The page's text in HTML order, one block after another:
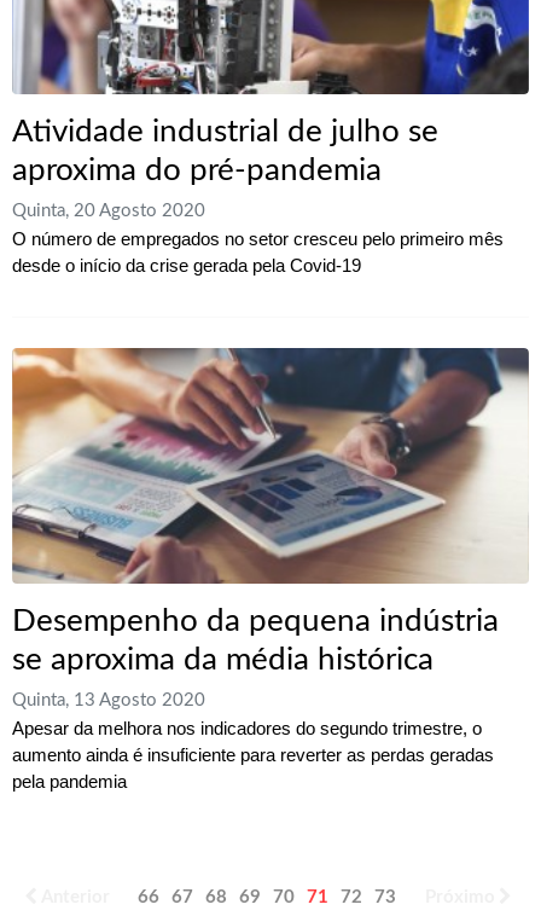
Atividade industrial de julho se
aproxima do pré-pandemia
Quinta, 20 Agosto 2020
O número de empregados no setor cresceu pelo primeiro mês
desde o início da crise gerada pela Covid-19
Desempenho da pequena indústria
se aproxima da média histórica
Quinta, 13 Agosto 2020
Apesar da melhora nos indicadores do segundo trimestre, o
aumento ainda é insuficiente para reverter as perdas geradas
pela pandemia
66 67 68 69 70 71 72 73